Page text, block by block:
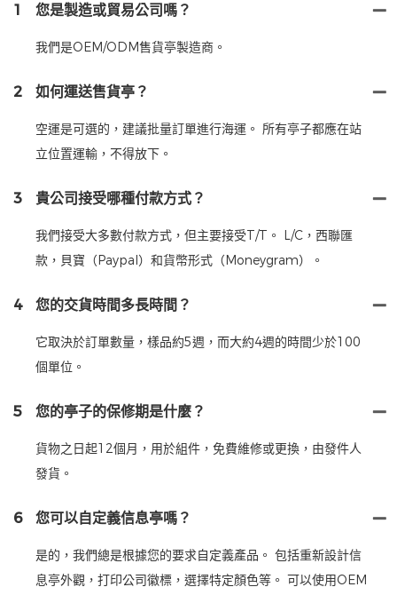
1
您是製造或貿易公司嗎？
我們是OEM/ODM售貨亭製造商。
2 如何運送售貨亭？
空運是可選的，建議批量訂單進行海運。 所有亭子都應在站
立位置運輸，不得放下。
3 貴公司接受哪種付款方式？
我們接受大多數付款方式，但主要接受T/T。 L/C，西聯匯
款，貝寶（Paypal）和貨幣形式（Moneygram）。
4 您的交貨時間多長時間？
它取決於訂單數量，樣品約5週，而大約4週的時間少於100
個單位。
5 您的亭子的保修期是什麼？
貨物之日起12個月，用於組件，免費維修或更換，由發件人
發貨。
6 您可以自定義信息亭嗎？
是的，我們總是根據您的要求自定義產品。 包括重新設計信
息亭外觀，打印公司徽標，選擇特定顏色等。 可以使用OEM